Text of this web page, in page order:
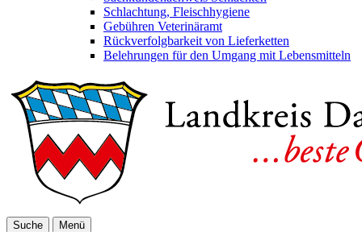
Schlachtung, Fleischhygiene
Gebühren Veterinäramt
Rückverfolgbarkeit von Lieferketten
Belehrungen für den Umgang mit Lebensmitteln
Suche
Menü